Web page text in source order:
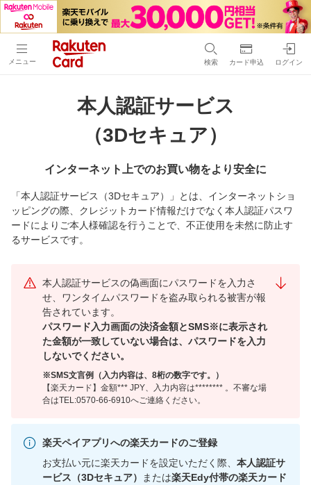
メニュー 検索 カード申込 ログイン
本人認証サービス
（3Dセキュア）
インターネット上でのお買い物をより安全に
「本人認証サービス（3Dセキュア）」とは、インターネットショ
ッピングの際、クレジットカード情報だけでなく本人認証パスワ
ードによりご本人様確認を行うことで、不正使用を未然に防止す
るサービスです。
本人認証サービスの偽画面にパスワードを入力さ
せ、ワンタイムパスワードを盗み取られる被害が報
告されています。
パスワード入力画面の決済金額とSMS※に表示され
た金額が一致していない場合は、パスワードを入力
しないでください。
※SMS文言例（入力内容は、8桁の数字です。）
【楽天カード】金額*** JPY、入力内容は******** 。不審な場
合はTEL:0570-66-6910へご連絡ください。
楽天ペイアプリへの楽天カードのご登録
お支払い元に楽天カードを設定いただく際、 本人認証サ
ービス（3Dセキュア）
または楽天Edy付帯の楽天カード